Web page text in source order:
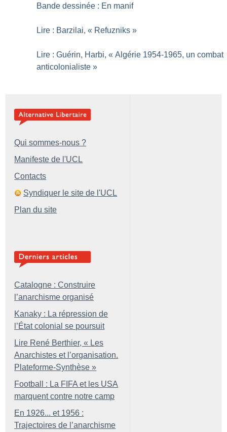
Bande dessinée : En manif
Lire : Barzilai, « Refuzniks »
Lire : Guérin, Harbi, « Algérie 1954-1965, un combat
anticolonialiste »
Qui sommes-nous ?
Manifeste de l'UCL
Contacts
Syndiquer le site de l'UCL
Plan du site
Catalogne : Construire
l’anarchisme organisé
Kanaky : La répression de
l’État colonial se poursuit
Lire René Berthier, « Les
Anarchistes et l’organisation.
Plateforme-Synthèse »
Football : La FIFA et les USA
marquent contre notre camp
En 1926... et 1956 :
Trajectoires de l’anarchisme